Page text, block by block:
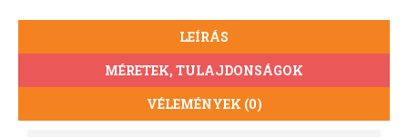
LEÍRÁS
MÉRETEK, TULAJDONSÁGOK
VÉLEMÉNYEK (0)